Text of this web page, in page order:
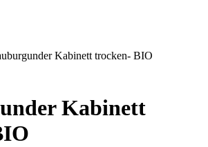
Kabinett trocken- BIO
Kabinett